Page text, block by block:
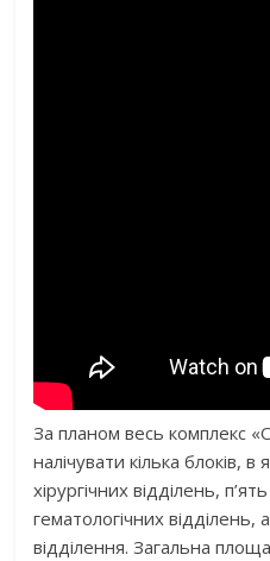
За планом весь комплекс
налічувати кілька блоків,
хірургічних відділень,
гематологічних відділень,
відділення. Загальна